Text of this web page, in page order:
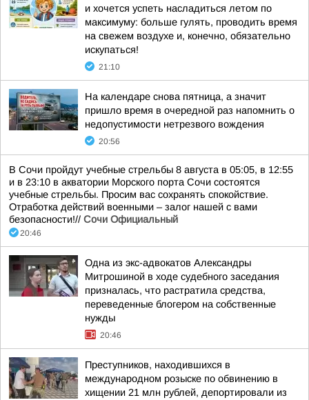
и хочется успеть насладиться летом по
максимуму: больше гулять, проводить время
на свежем воздухе и, конечно, обязательно
искупаться!
21:10
На календаре снова пятница, а значит
пришло время в очередной раз напомнить о
недопустимости нетрезвого вождения
20:56
В Сочи пройдут учебные стрельбы 8 августа в 05:05, в 12:55
и в 23:10 в акватории Морского порта Сочи состоятся
учебные стрельбы. Просим вас сохранять спокойствие.
Отработка действий военными – залог нашей с вами
безопасности!// Сочи Официальный
20:46
Одна из экс-адвокатов Александры
Митрошиной в ходе судебного заседания
призналась, что растратила средства,
переведенные блогером на собственные
нужды
20:46
Преступников, находившихся в
международном розыске по обвинению в
хищении 21 млн рублей, депортировали из